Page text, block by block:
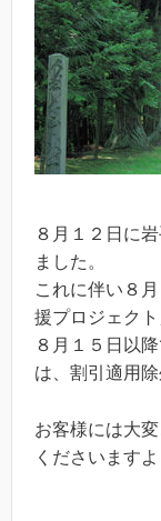
８月１２日に
ました。
これに伴い８
援プロジェクト
８月１５日以
は、割引適用除
お客様には大
くださいます